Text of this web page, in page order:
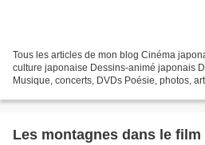
Tous les articles de mon blog Cinéma
culture japonaise Dessins-animé japonais
Musique, concerts, DVDs Poésie, photos,
Les montagnes dans le